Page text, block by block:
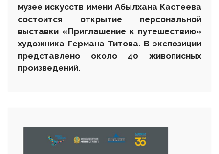
музее искусств имени Абылхана Кастеева
состоится открытие персональной
выставки «Приглашение к путешествию»
художника Германа Титова. В экспозиции
представлено около 40 живописных
произведений.